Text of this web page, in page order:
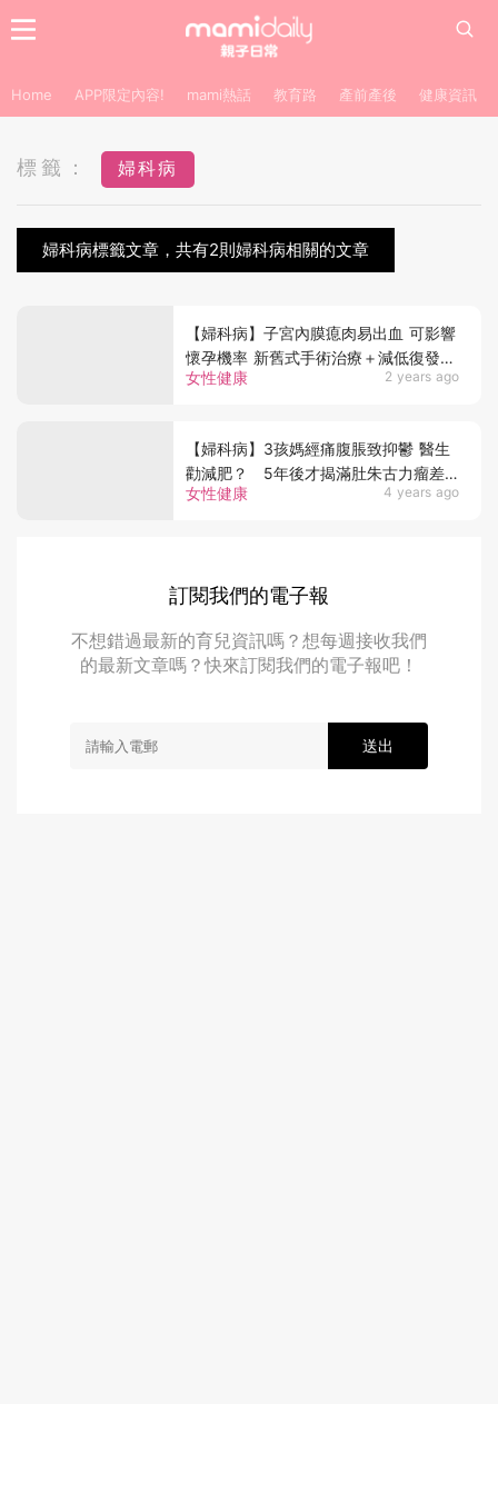
Home APP限定內容! mami熱話 教育路 產前產後 健康資訊
標籤： 婦科病
婦科病標籤文章，共有2則婦科病相關的文章
女性健康 2 years ago
【婦科病】子宮內膜瘜肉易出血 可影響
懷孕機率 新舊式手術治療＋減低復發方
法
女性健康 4 years ago
【婦科病】3孩媽經痛腹脹致抑鬱 醫生
勸減肥？ 5年後才揭滿肚朱古力瘤差
點丟命！
訂閱我們的電子報
不想錯過最新的育兒資訊嗎？想每週接收我們
的最新文章嗎？快來訂閱我們的電子報吧！
送出